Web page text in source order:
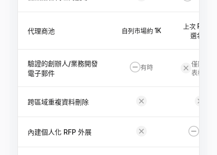
代理商池 自列市場約 1K
上次 RFP 候
選名單
驗證的創辦人/業務開發
電子郵件
有時
僅限平台
表格
跨區域重複資料刪除
內建個人化 RFP 外展 模板